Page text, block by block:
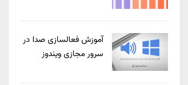
آموزش فعالسازی صدا در
سرور مجازی ویندوز